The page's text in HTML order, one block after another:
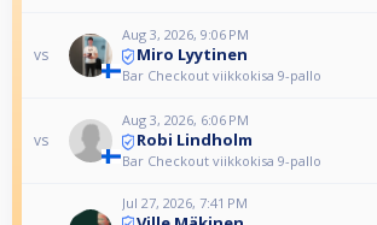
vs
Aug 3, 2026, 9:06 PM
Miro Lyytinen
Bar Checkout viikkokisa 9-pallo
vs
Aug 3, 2026, 6:06 PM
Robi Lindholm
Bar Checkout viikkokisa 9-pallo
Jul 27, 2026, 7:41 PM